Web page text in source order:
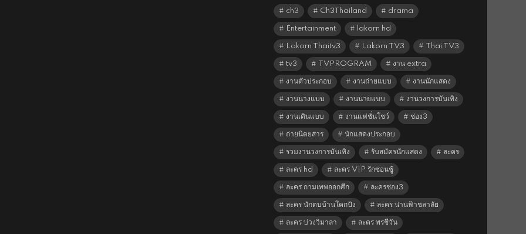
ch3 Ch3Thailand drama
Entertainment lakorn hd
Lakorn Thaitv3 Lakorn TV3 Thai TV3
tv3 TVPROGRAM งาน extra
งานตัวประกอบ งานถ่ายแบบ งานนักแสดง
งานนางแบบ งานนายแบบ งานวงการบันเทิง
งานเดินแบบ งานแฟชั่นโชว์ ช่อง3
ถ่ายนิตยสาร นักแสดงประกอบ
รวมงานวงการบันเทิง รับสมัครนักแสดง ละคร
ละคร hd ละคร VIP รักซ่อนชู้
ละคร กามเทพออกศึก ละครช่อง3
ละคร นักตบบ้านโคกปัง ละคร น่านฟ้าชลาลัย
ละคร บ่วงวิมาลา ละคร พรชีวัน